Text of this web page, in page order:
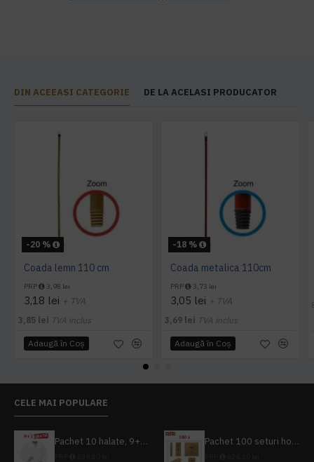
DIN ACEEASI CATEGORIE DE LA ACELASI PRODUCATOR
-20 %
Coada lemn 110 cm
PRP 3,98 lei
3,18 lei + TVA
3,85 lei TVA inclus
Adaugă în Coş
-18 %
Coada metalica 110cm
PRP 3,73 lei
3,05 lei + TVA
3,69 lei TVA inclus
Adaugă în Coş
CELE MAI POPULARE
Pachet 10 halate, 9+1 gratuit Pachet 100 seturi hoteliere, set dentar, set barbierit, casca de dus, pila unghii, set cusut